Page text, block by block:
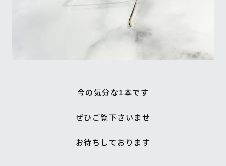
今の気分な1本です
ぜひご覧下さいませ
お待ちしております